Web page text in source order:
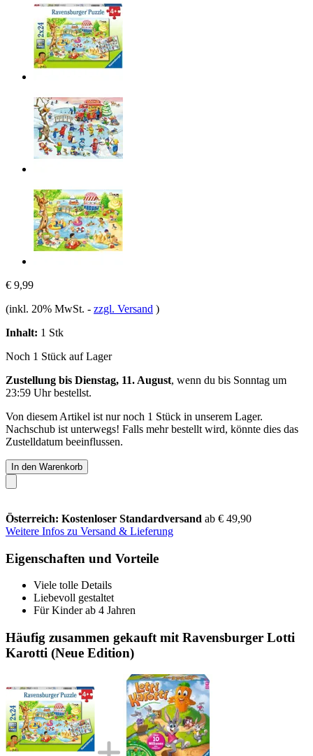
€ 9,99
(inkl. 20% MwSt. - zzgl. Versand )
Inhalt: 1 Stk
Noch 1 Stück auf Lager
Zustellung bis Dienstag, 11. August, wenn du bis Sonntag um
23:59 Uhrbestellst.
Von diesem Artikel ist nur noch 1 Stück in unserem Lager.
Nachschub ist unterwegs! Falls mehr bestellt wird, könnte dies das
Zustelldatum beeinflussen.
In den Warenkorb
Österreich: Kostenloser Standardversand ab € 49,90
Weitere Infos zu Versand & Lieferung
Eigenschaften und Vorteile
Viele tolle Details
Liebevoll gestaltet
Für Kinder ab 4 Jahren
Häufig zusammen gekauft mit Ravensburger Lotti
Karotti (Neue Edition)